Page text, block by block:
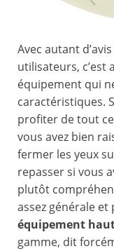
Avec autant
utilisateurs, c’est
équipement qui
caractéristiques.
profiter de tout
vous avez bien
fermer les yeux
repasser si vous
plutôt
assez générale et
équipement
gamme, dit